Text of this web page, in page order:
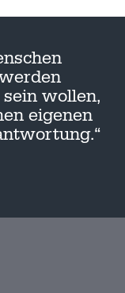
wollen,
eigenen